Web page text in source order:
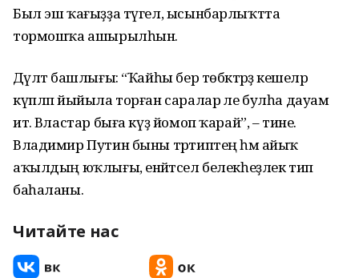
Был эш ҡағыҙҙа түгел, ысынбарлыҡтта
тормошҡа ашырылһын.
Дәүләт башлығы: “Ҡайһы бер төбәктәрҙә кешеләр
күпләп йыйыла торған саралар әле булһа дауам
итә. Властар быға күҙ йомоп ҡарай”, – тине.
Владимир Путин быны тәртиптең һәм айыҡ
аҡылдың юҡлығы, енәйәтсел белекһеҙлек тип
баһаланы.
Читайте нас